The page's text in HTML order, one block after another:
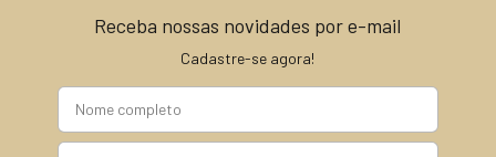
Receba nossas novidades por e-mail
Cadastre-se agora!